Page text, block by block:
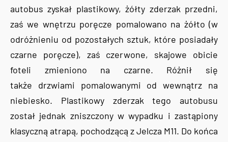
autobus zyskał plastikowy, żółty zderzak przedni,
zaś we wnętrzu poręcze pomalowano na żółto (w
odróżnieniu od pozostałych sztuk, które posiadały
czarne poręcze), zaś czerwone, skajowe obicie
foteli zmieniono na czarne. Różnił się
także drzwiami pomalowanymi od wewnątrz na
niebiesko. Plastikowy zderzak tego autobusu
został jednak zniszczony w wypadku i zastąpiony
klasyczną atrapą, pochodzącą z Jelcza M11. Do końca